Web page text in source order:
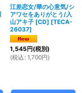
江差恋女/華の心意気/シ
アワセをありがとう/入
山アキ子 [CD] [TECA-
26037]
1,545円(税別)
(税込 : 1,700円)